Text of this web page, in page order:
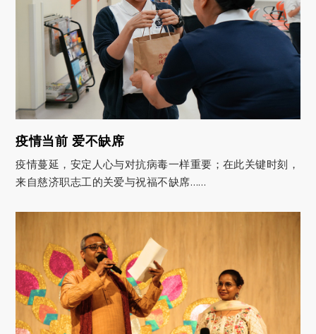
疫情当前 爱不缺席
疫情蔓延，安定人心与对抗病毒一样重要；在此关键时刻，
来自慈济职志工的关爱与祝福不缺席……